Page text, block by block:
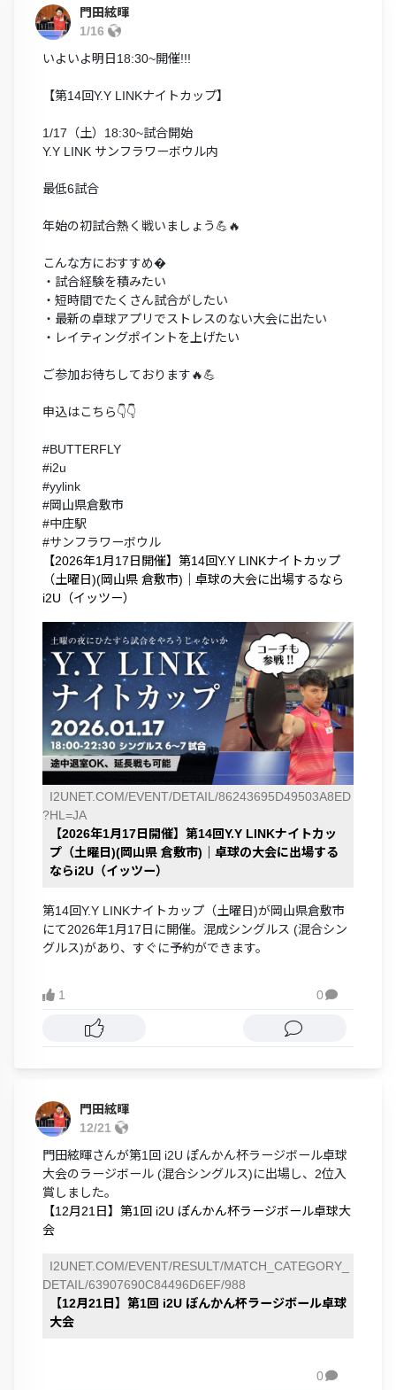
門田絃暉
1/16
いよいよ明日18:30~開催!!!
【第14回Y.Y LINKナイトカップ】
1/17（土）18:30~試合開始
Y.Y LINK サンフラワーボウル内
最低6試合
年始の初試合熱く戦いましょう💪🔥
こんな方におすすめ�
・試合経験を積みたい
・短時間でたくさん試合がしたい
・最新の卓球アプリでストレスのない大会に出たい
・レイティングポイントを上げたい
ご参加お待ちしております🔥💪
申込はこちら👇👇
#BUTTERFLY
#i2u
#yylink
#岡山県倉敷市
#中庄駅
#サンフラワーボウル
【2026年1月17日開催】第14回Y.Y LINKナイトカップ
（土曜日)(岡山県 倉敷市)｜卓球の大会に出場するなら
i2U（イッツー）
I2UNET.COM/EVENT/DETAIL/86243695D49503A8ED
?HL=JA
【2026年1月17日開催】第14回Y.Y LINKナイトカッ
プ（土曜日)(岡山県 倉敷市)｜卓球の大会に出場する
ならi2U（イッツー）
第14回Y.Y LINKナイトカップ（土曜日)が岡山県倉敷市
にて2026年1月17日に開催。混成シングルス (混合シン
グルス)があり、すぐに予約ができます。
1 0
門田絃暉
12/21
門田絃暉さんが第1回 i2U ぽんかん杯ラージボール卓球
大会のラージボール (混合シングルス)に出場し、2位入
賞しました。
【12月21日】第1回 i2U ぽんかん杯ラージボール卓球大
会
I2UNET.COM/EVENT/RESULT/MATCH_CATEGORY_
DETAIL/63907690C84496D6EF/988
【12月21日】第1回 i2U ぽんかん杯ラージボール卓球
大会
0